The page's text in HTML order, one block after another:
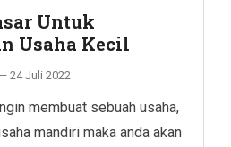
Untuk
Usaha Kecil
— 24 Juli 2022
membuat sebuah usaha,
mandiri maka anda akan